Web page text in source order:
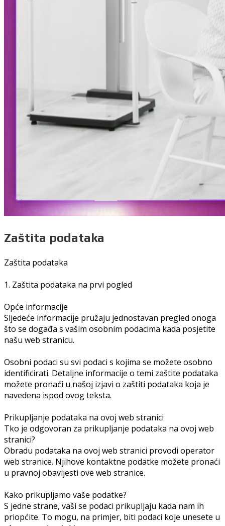
Zaštita podataka
Zaštita podataka
1. Zaštita podataka na prvi pogled
Opće informacije
Sljedeće informacije pružaju jednostavan pregled onoga
što se događa s vašim osobnim podacima kada posjetite
našu web stranicu.
Osobni podaci su svi podaci s kojima se možete osobno
identificirati. Detaljne informacije o temi zaštite podataka
možete pronaći u našoj izjavi o zaštiti podataka koja je
navedena ispod ovog teksta.
Prikupljanje podataka na ovoj web stranici
Tko je odgovoran za prikupljanje podataka na ovoj web
stranici?
Obradu podataka na ovoj web stranici provodi operator
web stranice. Njihove kontaktne podatke možete pronaći
u pravnoj obavijesti ove web stranice.
Kako prikupljamo vaše podatke?
S jedne strane, vaši se podaci prikupljaju kada nam ih
priopćite. To mogu, na primjer, biti podaci koje unesete u